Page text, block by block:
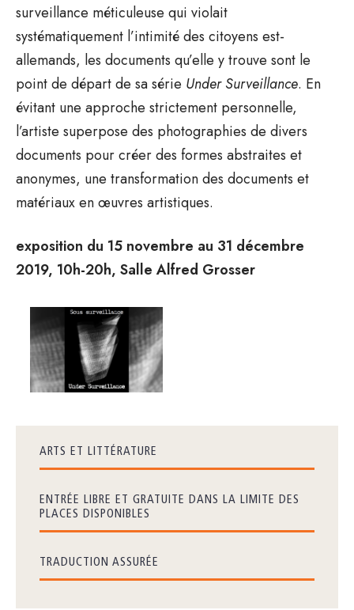
surveillance méticuleuse qui violait
systématiquement l’intimité des citoyens est-
allemands, les documents qu’elle y trouve sont le
point de départ de sa série Under Surveillance. En
évitant une approche strictement personnelle,
l’artiste superpose des photographies de divers
documents pour créer des formes abstraites et
anonymes, une transformation des documents et
matériaux en œuvres artistiques.
exposition du 15 novembre au 31 décembre
2019, 10h-20h, Salle Alfred Grosser
ARTS ET LITTÉRATURE
ENTRÉE LIBRE ET GRATUITE DANS LA LIMITE DES
PLACES DISPONIBLES
TRADUCTION ASSURÉE